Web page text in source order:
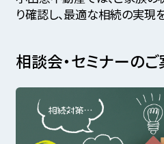
り確認し、最適な相続の実現
相談会・セミナーの